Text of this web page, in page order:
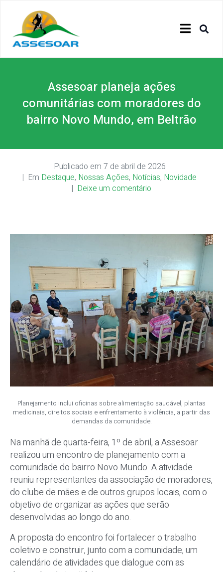
Assesoar planeja ações
comunitárias com moradores do
bairro Novo Mundo, em Beltrão
Publicado em 7 de abril de 2026
Em Destaque, Nossas Ações, Notícias, Novidade
Deixe um comentário
Planejamento inclui oficinas sobre alimentação saudável, plantas
medicinais, direitos sociais e enfrentamento à violência, a partir das
demandas da comunidade.
Na manhã de quarta-feira, 1º de abril, a Assesoar
realizou um encontro de planejamento com a
comunidade do bairro Novo Mundo. A atividade
reuniu representantes da associação de moradores,
do clube de mães e de outros grupos locais, com o
objetivo de organizar as ações que serão
desenvolvidas ao longo do ano.
A proposta do encontro foi fortalecer o trabalho
coletivo e construir, junto com a comunidade, um
calendário de atividades que dialogue com as